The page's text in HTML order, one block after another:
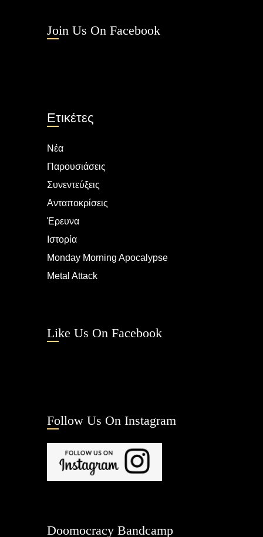
Join Us On Facebook
Ετικέτες
Νέα
Παρουσιάσεις
Συνεντεύξεις
Ανταποκρίσεις
Έρευνα
Ιστορία
Monday Morning Apocalypse
Metal Attack
Like Us On Facebook
Follow Us On Instagram
Doomocracy Bandcamp